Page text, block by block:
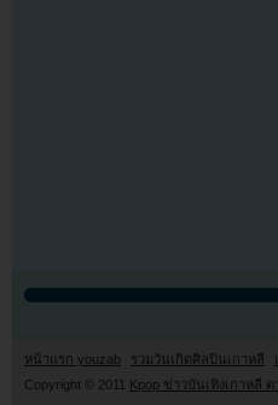
หน้าแรก youzab รวมวันเกิดศิลปินเกาหลี
Copyright © 2011 Kpop ข่าวบันเทิงเกาหลี